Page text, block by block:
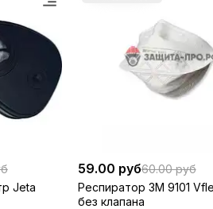
Jeta
59.00 руб60.00 руб
Респиратор 3M 9101
без клапана